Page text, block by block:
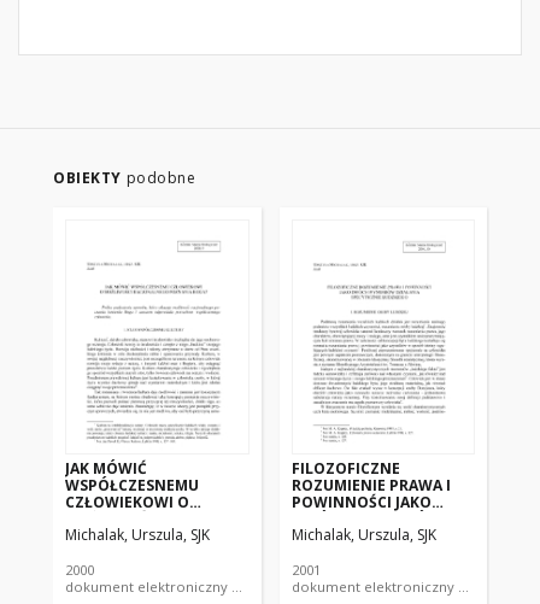
OBIEKTY podobne
JAK MÓWIĆ
WSPÓŁCZESNEMU
CZŁOWIEKOWI O
RACJONALNEGO
Michalak, Urszula, SJK
2000
dokument elektroniczny czasopismo
FILOZOFICZNE
ROZUMIENIE PRAWA I
POWINNOŚCI JAKO
DZIAŁANIA
LUDZKIEGO
Michalak, Urszula, SJK
2001
dokument elektroniczny czasopismo